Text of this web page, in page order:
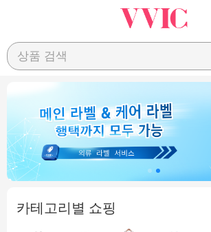
상품 검색
카테고리별 쇼핑